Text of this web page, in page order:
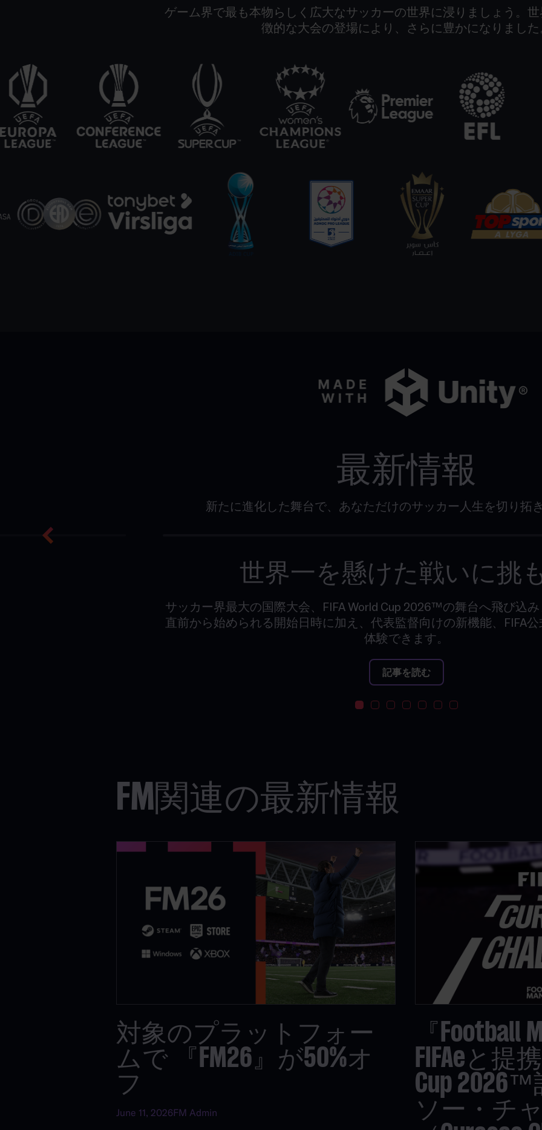
ゲーム界で最も本物らしく広大なサッカーの世界に浸りましょう。
徴的な大会の登場により、さらに豊かになりまし
最新情報
新たに進化した舞台で、あなただけのサッカー人生を切り拓
世界一を懸けた戦いに挑
サッカー界最大の国際大会、FIFA World Cup 2026™の舞台へ飛び込
直前から始められる開始日時に加え、代表監督向けの新機能、FIFA
体験できます。
記事を読む
FM関連の最新情報
対象のプラットフォー
ムで 『FM26』が50%オ
フ
June 11, 2026FM Admin
『Football
FIFAeと提
Cup
ソー・チ